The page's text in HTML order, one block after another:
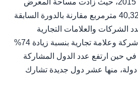
بنسبة 34% لتصل إلى 40,322 مترمربع مقارنة بالدورة السابقة
عدد الشركات والعلامات التجارية
العارضة ليصل إلى 375 شركة وعلامة تجارية بنسبة زيادة 74%
في حين ارتفع عدد الدول المشاركة
بنسبة 9% ليصل إلى 38 دولة، منها عشر دول جديدة تشارك